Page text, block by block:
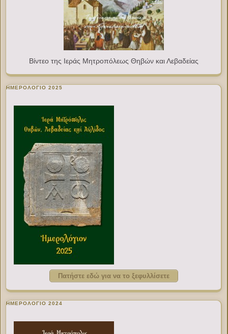
Βίντεο της Ιεράς Μητροπόλεως Θηβών και Λεβαδείας
ΗΜΕΡΟΛΟΓΙΟ 2025
Πατήστε εδώ για να το ξεφυλλίσετε
ΗΜΕΡΟΛΟΓΙΟ 2024